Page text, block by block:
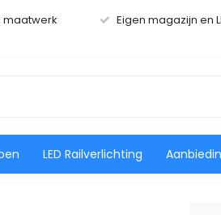
maatwerk Eigen magazijn en
LED Railverlichting